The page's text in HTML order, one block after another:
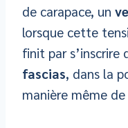
de carapace, un
lorsque cette
finit par s’inscrire
fascias, dans la
manière même de